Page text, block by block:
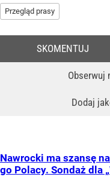
Przegląd prasy
Obserwuj
Dodaj
SKOMENTUJ
Nawrocki ma szansę
go Polacy. Sondaż dla